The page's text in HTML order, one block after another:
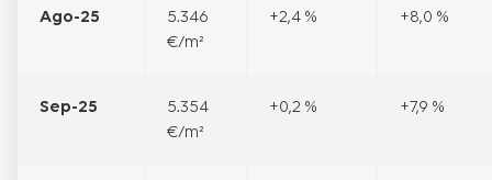
Ago-25
5.346
€/m²
+2,4 % +8,0 %
Sep-25
5.354
€/m²
+0,2 % +7,9 %